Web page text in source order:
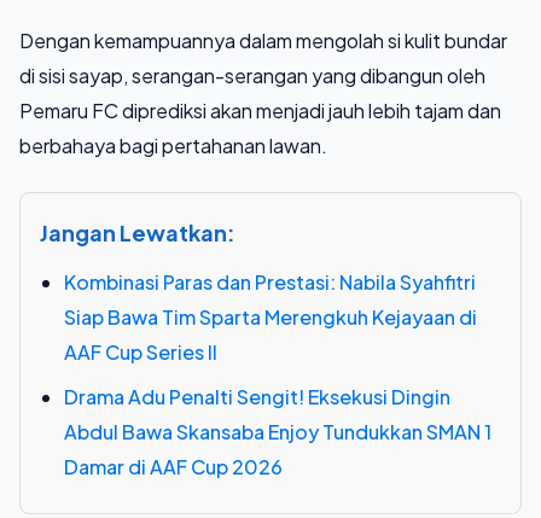
Dengan kemampuannya dalam mengolah si kulit bundar
di sisi sayap, serangan-serangan yang dibangun oleh
Pemaru FC diprediksi akan menjadi jauh lebih tajam dan
berbahaya bagi pertahanan lawan.
Jangan Lewatkan:
Kombinasi Paras dan Prestasi: Nabila Syahfitri
Siap Bawa Tim Sparta Merengkuh Kejayaan di
AAF Cup Series II
Drama Adu Penalti Sengit! Eksekusi Dingin
Abdul Bawa Skansaba Enjoy Tundukkan SMAN 1
Damar di AAF Cup 2026